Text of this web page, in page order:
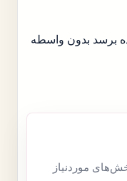
برسد بدون واسطه
موردنیاز